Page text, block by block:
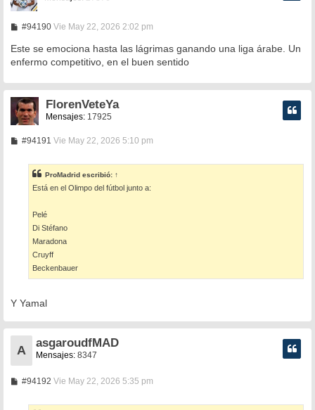
#94190M
n
s
a
e
Vie May 22, 2026 2:02 pm
Este se emociona hasta las lágrimas ganando una liga árabe. Un
enfermo competitivo, en el buen sentido
FlorenVeteYa
Mensajes: 17925
#94191 M
a
j
Vie May 22, 2026 5:10 pm
ProMadrid escribió: ↑
Está en el Olimpo del fútbol junto a:
Pelé
Di Stéfano
Maradona
Cruyff
Beckenbauer
Y Yamal
A
asgaroudfMAD
Mensajes: 8347
#94192MVie May 22, 2026 5:35 pm